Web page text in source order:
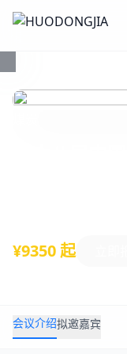
¥9350 起
会议介绍拟邀嘉宾